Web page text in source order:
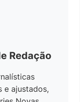
Redação
e ajustados,